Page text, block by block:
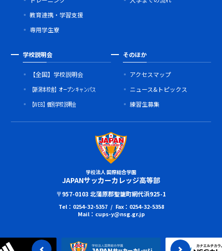
教育連携・学習支援
専用学生寮
学校説明会
【全国】学校説明会
【新潟本校舎】オープンキャンパス
【WEB】個別学校説明会
そのほか
アクセスマップ
ニュース&トピックス
練習生募集
学校法人 国際総合学園
JAPANサッカーカレッジ高等部
〒957-0103 北蒲原郡聖籠町網代浜925-1
Tel：0254-32-5357 / Fax：0254-32-5358
Mail：cups-y@nsg.gr.jp